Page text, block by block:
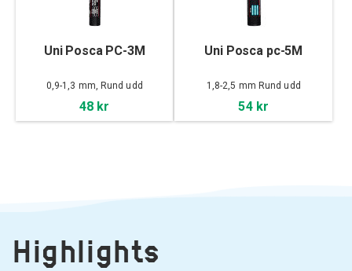
Uni Posca PC-3M
0,9-1,3 mm, Rund udd
48 kr
Uni Posca pc-5M
1,8-2,5 mm Rund udd
54 kr
Highlights